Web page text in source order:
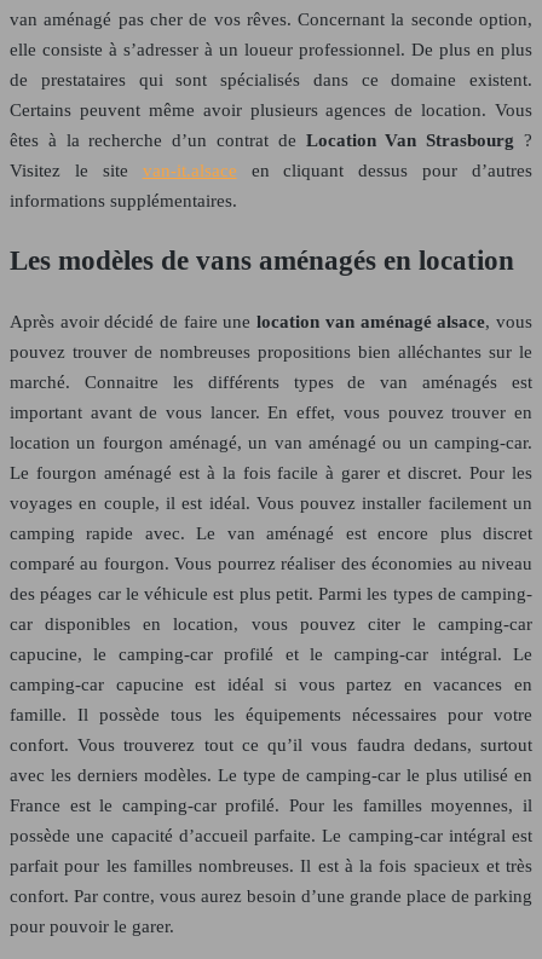
van aménagé pas cher de vos rêves. Concernant la seconde option,
elle consiste à s’adresser à un loueur professionnel. De plus en plus
de prestataires qui sont spécialisés dans ce domaine existent.
Certains peuvent même avoir plusieurs agences de location. Vous
êtes à la recherche d’un contrat de Location Van Strasbourg ?
Visitez le site van-it.alsace en cliquant dessus pour d’autres
informations supplémentaires.
Les modèles de vans aménagés en location
Après avoir décidé de faire unelocation van aménagé alsace, vous
pouvez trouver de nombreuses propositions bien alléchantes sur le
marché. Connaitre les différents types de van aménagés est
important avant de vous lancer. En effet, vous pouvez trouver en
location un fourgon aménagé, un van aménagé ou un camping-car.
Le fourgon aménagé est à la fois facile à garer et discret. Pour les
voyages en couple, il est idéal. Vous pouvez installer facilement un
camping rapide avec. Le van aménagé est encore plus discret
comparé au fourgon. Vous pourrez réaliser des économies au niveau
des péages car le véhicule est plus petit. Parmi les types de camping-
car disponibles en location, vous pouvez citer le camping-car
capucine, le camping-car profilé et le camping-car intégral. Le
camping-car capucine est idéal si vous partez en vacances en
famille. Il possède tous les équipements nécessaires pour votre
confort. Vous trouverez tout ce qu’il vous faudra dedans, surtout
avec les derniers modèles. Le type de camping-car le plus utilisé en
France est le camping-car profilé. Pour les familles moyennes, il
possède une capacité d’accueil parfaite. Le camping-car intégral est
parfait pour les familles nombreuses. Il est à la fois spacieux et très
confort. Par contre, vous aurez besoin d’une grande place de parking
pour pouvoir le garer.